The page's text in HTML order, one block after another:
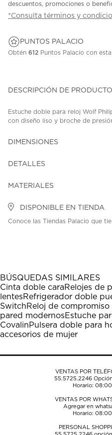
descuentos, promociones o
*Consulta términos y
PUNTOS PALACIO
Obtén 612 Puntos Palacio con
DESCRIPCIÓN DE PRODUCTO
Estuche doble para reloj Wolf
con diseño liso y broche de
DIMENSIONES
DETALLES
MATERIALES
DISPONIBLE EN TIENDA
Conoce las Tiendas Palacio que
BÚSQUEDAS SIMILARES
Cinta doble caraRelojes de
lentesRefrigerador doble
SwitchReloj de
pared modernosEstuche
CovalinPulsera doble para
accesorios de mujer
VENTAS POR
55.5725.2246
Horario:
VENTAS POR
Agregar en
Horario:
PERSONAL